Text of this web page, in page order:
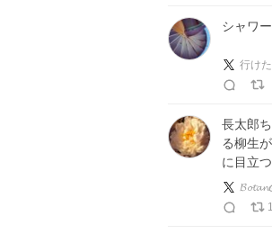
シャワ
行け
長太郎
る柳生
に目立
𝓑𝓸𝓽𝓪𝓷໒
1